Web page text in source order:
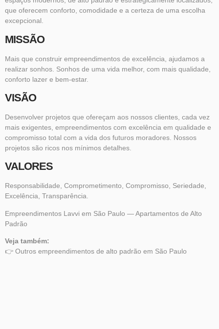
que oferecem conforto, comodidade e a certeza de uma escolha
excepcional.
MISSÃO
Mais que construir empreendimentos de excelência, ajudamos a
realizar sonhos. Sonhos de uma vida melhor, com mais qualidade,
conforto lazer e bem-estar.
VISÃO
Desenvolver projetos que ofereçam aos nossos clientes, cada vez
mais exigentes, empreendimentos com excelência em qualidade e
compromisso total com a vida dos futuros moradores. Nossos
projetos são ricos nos mínimos detalhes.
VALORES
Responsabilidade, Comprometimento, Compromisso, Seriedade,
Excelência, Transparência.
Empreendimentos Lavvi em São Paulo — Apartamentos de Alto
Padrão
Veja também:
👉 Outros empreendimentos de alto padrão em São Paulo